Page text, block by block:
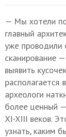
— Мы хотели
главный
уже проводили
сканирование
выявить
располагается
археологи
более ценный
XI-XIII веков.
узнать, каким